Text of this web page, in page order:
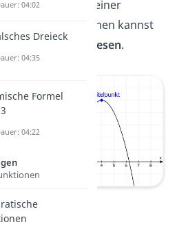
höchste
einer
Bei einem Graphen kannst
Scheitelpunkt
ablesen.
Scheitelpunkt
04:02
Dreieck
04:35
Formel
04:22